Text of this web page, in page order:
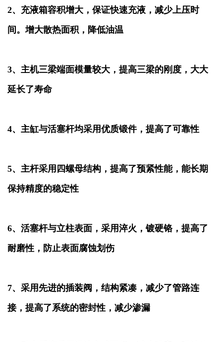
2、充液箱容积增大，保证快速充液，减少上压时
间。增大散热面积，降低油温
3、主机三梁端面模量较大，提高三梁的刚度，大大
延长了寿命
4、主缸与活塞杆均采用优质锻件，提高了可靠性
5、主杆采用四螺母结构，提高了预紧性能，能长期
保持精度的稳定性
6、活塞杆与立柱表面，采用淬火，镀硬铬，提高了
耐磨性，防止表面腐蚀划伤
7、采用先进的插装阀，结构紧凑，减少了管路连
接，提高了系统的密封性，减少渗漏